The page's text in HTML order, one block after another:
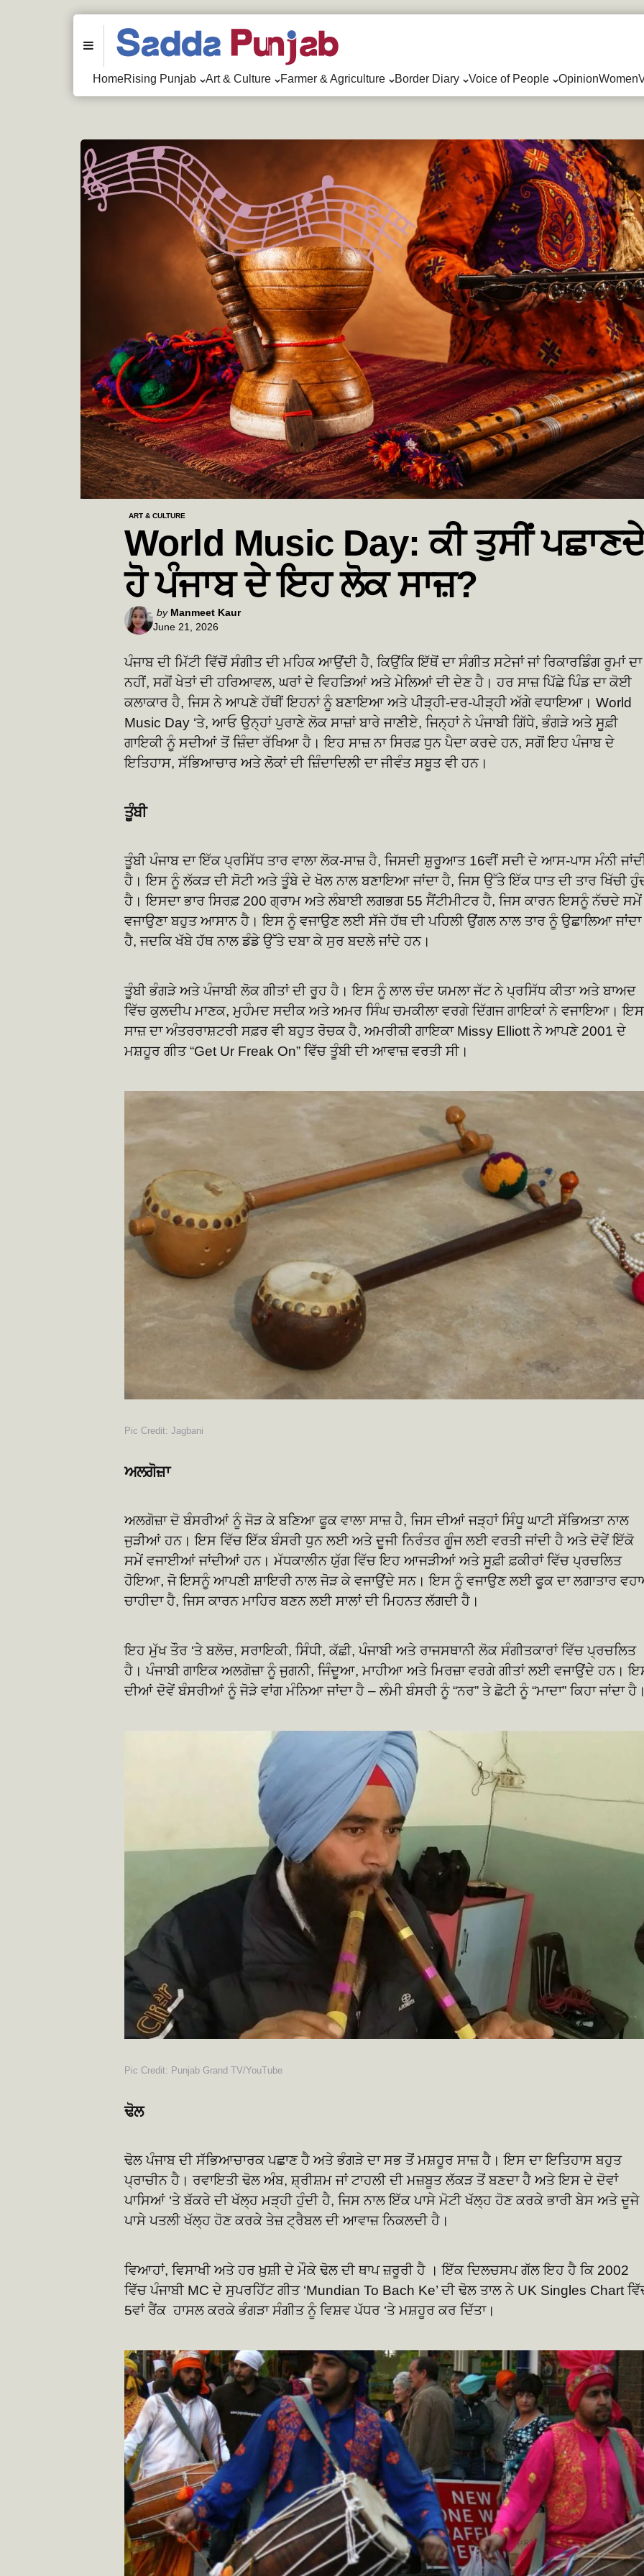
Menu
HomeRising Punjab Art & Culture Farmer & Agriculture Border Diary Voice of People Opinion
ART & CULTURE
World Music Day: ਕੀ ਤੁਸੀਂ
ਹੋ ਪੰਜਾਬ ਦੇ ਇਹ ਲੋਕ ਸਾਜ਼?
Posted
by
by Manmeet Kaur
June 21, 2026
ਪੰਜਾਬ ਦੀ ਮਿੱਟੀ ਵਿੱਚੋਂ ਸੰਗੀਤ ਦੀ ਮਹਿਕ ਆਉਂਦੀ ਹੈ, ਕਿਉਂਕਿ ਇੱਥੋਂ ਦਾ ਸੰਗੀਤ ਸਟੇਜਾਂ ਜਾਂ ਰਿਕਾਰਡਿੰਗ ਰੂਮਾਂ ਦਾ
ਨਹੀਂ, ਸਗੋਂ ਖੇਤਾਂ ਦੀ ਹਰਿਆਵਲ, ਘਰਾਂ ਦੇ ਵਿਹੜਿਆਂ ਅਤੇ ਮੇਲਿਆਂ ਦੀ ਦੇਣ ਹੈ। ਹਰ ਸਾਜ਼ ਪਿੱਛੇ ਪਿੰਡ ਦਾ ਕੋਈ
ਕਲਾਕਾਰ ਹੈ, ਜਿਸ ਨੇ ਆਪਣੇ ਹੱਥੀਂ ਇਹਨਾਂ ਨੂੰ ਬਣਾਇਆ ਅਤੇ ਪੀੜ੍ਹੀ-ਦਰ-ਪੀੜ੍ਹੀ ਅੱਗੇ ਵਧਾਇਆ। World
Music Day ‘ਤੇ, ਆਓ ਉਨ੍ਹਾਂ ਪੁਰਾਣੇ ਲੋਕ ਸਾਜ਼ਾਂ ਬਾਰੇ ਜਾਣੀਏ, ਜਿਨ੍ਹਾਂ ਨੇ ਪੰਜਾਬੀ ਗਿੱਧੇ, ਭੰਗੜੇ ਅਤੇ ਸੂਫ਼ੀ
ਗਾਇਕੀ ਨੂੰ ਸਦੀਆਂ ਤੋਂ ਜ਼ਿੰਦਾ ਰੱਖਿਆ ਹੈ। ਇਹ ਸਾਜ਼ ਨਾ ਸਿਰਫ਼ ਧੁਨ ਪੈਦਾ ਕਰਦੇ ਹਨ, ਸਗੋਂ ਇਹ ਪੰਜਾਬ ਦੇ
ਇਤਿਹਾਸ, ਸੱਭਿਆਚਾਰ ਅਤੇ ਲੋਕਾਂ ਦੀ ਜ਼ਿੰਦਾਦਿਲੀ ਦਾ ਜੀਵੰਤ ਸਬੂਤ ਵੀ ਹਨ।
ਤੂੰਬੀ
ਤੂੰਬੀ ਪੰਜਾਬ ਦਾ ਇੱਕ ਪ੍ਰਸਿੱਧ ਤਾਰ ਵਾਲਾ ਲੋਕ-ਸਾਜ਼ ਹੈ, ਜਿਸਦੀ ਸ਼ੁਰੂਆਤ 16ਵੀਂ ਸਦੀ ਦੇ ਆਸ-ਪਾਸ ਮੰਨੀ
ਹੈ। ਇਸ ਨੂੰ ਲੱਕੜ ਦੀ ਸੋਟੀ ਅਤੇ ਤੂੰਬੇ ਦੇ ਖੋਲ ਨਾਲ ਬਣਾਇਆ ਜਾਂਦਾ ਹੈ, ਜਿਸ ਉੱਤੇ ਇੱਕ ਧਾਤ ਦੀ ਤਾਰ ਖਿੱਚੀ
ਹੈ। ਇਸਦਾ ਭਾਰ ਸਿਰਫ਼ 200 ਗ੍ਰਾਮ ਅਤੇ ਲੰਬਾਈ ਲਗਭਗ 55 ਸੈਂਟੀਮੀਟਰ ਹੈ, ਜਿਸ ਕਾਰਨ ਇਸਨੂੰ ਨੱਚਦੇ ਸਮੇਂ
ਵਜਾਉਣਾ ਬਹੁਤ ਆਸਾਨ ਹੈ। ਇਸ ਨੂੰ ਵਜਾਉਣ ਲਈ ਸੱਜੇ ਹੱਥ ਦੀ ਪਹਿਲੀ ਉਂਗਲ ਨਾਲ ਤਾਰ ਨੂੰ ਉਛਾਲਿਆ ਜਾਂਦਾ
ਹੈ, ਜਦਕਿ ਖੱਬੇ ਹੱਥ ਨਾਲ ਡੰਡੇ ਉੱਤੇ ਦਬਾ ਕੇ ਸੁਰ ਬਦਲੇ ਜਾਂਦੇ ਹਨ।
ਤੂੰਬੀ ਭੰਗੜੇ ਅਤੇ ਪੰਜਾਬੀ ਲੋਕ ਗੀਤਾਂ ਦੀ ਰੂਹ ਹੈ। ਇਸ ਨੂੰ ਲਾਲ ਚੰਦ ਯਮਲਾ ਜੱਟ ਨੇ ਪ੍ਰਸਿੱਧ ਕੀਤਾ ਅਤੇ ਬਾਅਦ
ਵਿੱਚ ਕੁਲਦੀਪ ਮਾਣਕ, ਮੁਹੰਮਦ ਸਦੀਕ ਅਤੇ ਅਮਰ ਸਿੰਘ ਚਮਕੀਲਾ ਵਰਗੇ ਦਿੱਗਜ ਗਾਇਕਾਂ ਨੇ ਵਜਾਇਆ। ਇਸ
ਸਾਜ਼ ਦਾ ਅੰਤਰਰਾਸ਼ਟਰੀ ਸਫ਼ਰ ਵੀ ਬਹੁਤ ਰੋਚਕ ਹੈ, ਅਮਰੀਕੀ ਗਾਇਕਾ Missy Elliott ਨੇ ਆਪਣੇ 2001 ਦੇ
ਮਸ਼ਹੂਰ ਗੀਤ “Get Ur Freak On” ਵਿੱਚ ਤੂੰਬੀ ਦੀ ਆਵਾਜ਼ ਵਰਤੀ ਸੀ।
Pic Credit: Jagbani
ਅਲਗੋਜ਼ਾ
ਅਲਗੋਜ਼ਾ ਦੋ ਬੰਸਰੀਆਂ ਨੂੰ ਜੋੜ ਕੇ ਬਣਿਆ ਫੂਕ ਵਾਲਾ ਸਾਜ਼ ਹੈ, ਜਿਸ ਦੀਆਂ ਜੜ੍ਹਾਂ ਸਿੰਧੂ ਘਾਟੀ ਸੱਭਿਅਤਾ ਨਾਲ
ਜੁੜੀਆਂ ਹਨ। ਇਸ ਵਿੱਚ ਇੱਕ ਬੰਸਰੀ ਧੁਨ ਲਈ ਅਤੇ ਦੂਜੀ ਨਿਰੰਤਰ ਗੂੰਜ ਲਈ ਵਰਤੀ ਜਾਂਦੀ ਹੈ ਅਤੇ ਦੋਵੇਂ ਇੱਕੋ
ਸਮੇਂ ਵਜਾਈਆਂ ਜਾਂਦੀਆਂ ਹਨ। ਮੱਧਕਾਲੀਨ ਯੁੱਗ ਵਿੱਚ ਇਹ ਆਜੜੀਆਂ ਅਤੇ ਸੂਫ਼ੀ ਫ਼ਕੀਰਾਂ ਵਿੱਚ ਪ੍ਰਚਲਿਤ
ਹੋਇਆ, ਜੋ ਇਸਨੂੰ ਆਪਣੀ ਸ਼ਾਇਰੀ ਨਾਲ ਜੋੜ ਕੇ ਵਜਾਉਂਦੇ ਸਨ। ਇਸ ਨੂੰ ਵਜਾਉਣ ਲਈ ਫੂਕ ਦਾ ਲਗਾਤਾਰ
ਚਾਹੀਦਾ ਹੈ, ਜਿਸ ਕਾਰਨ ਮਾਹਿਰ ਬਣਨ ਲਈ ਸਾਲਾਂ ਦੀ ਮਿਹਨਤ ਲੱਗਦੀ ਹੈ।
ਇਹ ਮੁੱਖ ਤੌਰ ‘ਤੇ ਬਲੋਚ, ਸਰਾਇਕੀ, ਸਿੰਧੀ, ਕੱਛੀ, ਪੰਜਾਬੀ ਅਤੇ ਰਾਜਸਥਾਨੀ ਲੋਕ ਸੰਗੀਤਕਾਰਾਂ ਵਿੱਚ ਪ੍ਰਚਲਿਤ
ਹੈ। ਪੰਜਾਬੀ ਗਾਇਕ ਅਲਗੋਜ਼ਾ ਨੂੰ ਜੁਗਨੀ, ਜਿੰਦੂਆ, ਮਾਹੀਆ ਅਤੇ ਮਿਰਜ਼ਾ ਵਰਗੇ ਗੀਤਾਂ ਲਈ ਵਜਾਉਂਦੇ ਹਨ।
ਦੀਆਂ ਦੋਵੇਂ ਬੰਸਰੀਆਂ ਨੂੰ ਜੋੜੇ ਵਾਂਗ ਮੰਨਿਆ ਜਾਂਦਾ ਹੈ – ਲੰਮੀ ਬੰਸਰੀ ਨੂੰ “ਨਰ” ਤੇ ਛੋਟੀ ਨੂੰ “ਮਾਦਾ” ਕਿਹਾ ਜਾਂਦਾ
Pic Credit: Punjab Grand TV/YouTube
ਢੋਲ
ਢੋਲ ਪੰਜਾਬ ਦੀ ਸੱਭਿਆਚਾਰਕ ਪਛਾਣ ਹੈ ਅਤੇ ਭੰਗੜੇ ਦਾ ਸਭ ਤੋਂ ਮਸ਼ਹੂਰ ਸਾਜ਼ ਹੈ। ਇਸ ਦਾ ਇਤਿਹਾਸ ਬਹੁਤ
ਪ੍ਰਾਚੀਨ ਹੈ। ਰਵਾਇਤੀ ਢੋਲ ਅੰਬ, ਸ਼੍ਰੀਸ਼ਮ ਜਾਂ ਟਾਹਲੀ ਦੀ ਮਜ਼ਬੂਤ ਲੱਕੜ ਤੋਂ ਬਣਦਾ ਹੈ ਅਤੇ ਇਸ ਦੇ ਦੋਵਾਂ
ਪਾਸਿਆਂ ‘ਤੇ ਬੱਕਰੇ ਦੀ ਖੱਲ੍ਹ ਮੜ੍ਹੀ ਹੁੰਦੀ ਹੈ, ਜਿਸ ਨਾਲ ਇੱਕ ਪਾਸੇ ਮੋਟੀ ਖੱਲ੍ਹ ਹੋਣ ਕਰਕੇ ਭਾਰੀ ਬੇਸ ਅਤੇ ਦੂਜੇ
ਪਾਸੇ ਪਤਲੀ ਖੱਲ੍ਹ ਹੋਣ ਕਰਕੇ ਤੇਜ਼ ਟ੍ਰੈਬਲ ਦੀ ਆਵਾਜ਼ ਨਿਕਲਦੀ ਹੈ।
ਵਿਆਹਾਂ, ਵਿਸਾਖੀ ਅਤੇ ਹਰ ਖ਼ੁਸ਼ੀ ਦੇ ਮੌਕੇ ਢੋਲ ਦੀ ਥਾਪ ਜ਼ਰੂਰੀ ਹੈ । ਇੱਕ ਦਿਲਚਸਪ ਗੱਲ ਇਹ ਹੈ ਕਿ 2002
ਵਿੱਚ ਪੰਜਾਬੀ MC ਦੇ ਸੁਪਰਹਿੱਟ ਗੀਤ ‘Mundian To Bach Ke’ ਦੀ ਢੋਲ ਤਾਲ ਨੇ UK Singles Chart
5ਵਾਂ ਰੈਂਕ ਹਾਸਲ ਕਰਕੇ ਭੰਗੜਾ ਸੰਗੀਤ ਨੂੰ ਵਿਸ਼ਵ ਪੱਧਰ ‘ਤੇ ਮਸ਼ਹੂਰ ਕਰ ਦਿੱਤਾ।